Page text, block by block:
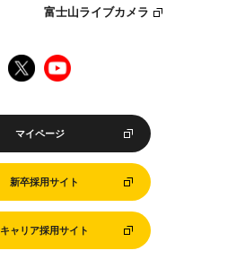
富士山ライブカメラ
マイページ
新卒採用サイト
キャリア採用サイト